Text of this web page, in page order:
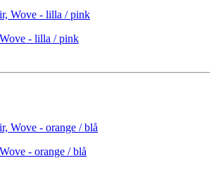
- lilla / pink
- orange / blå